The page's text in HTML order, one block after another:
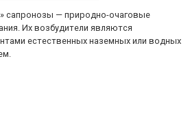
сапронозы — природно-очаговые
Их возбудители являются
естественных наземных или водных